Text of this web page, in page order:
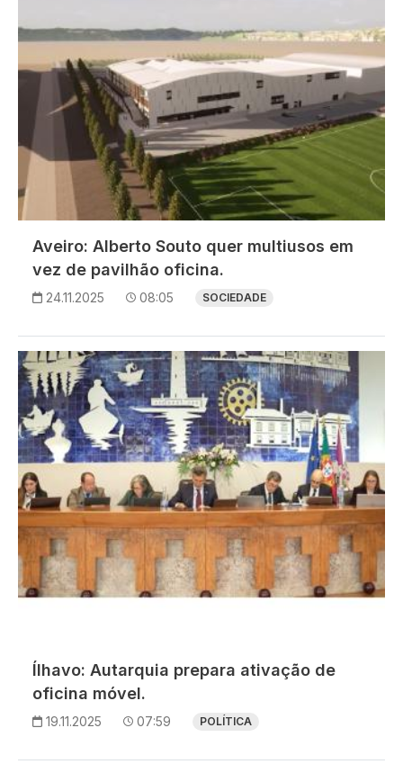
Aveiro: Alberto Souto quer multiusos em
vez de pavilhão oficina.
24.11.2025 08:05 SOCIEDADE
Imagem
Ílhavo: Autarquia prepara ativação de
oficina móvel.
19.11.2025 07:59 POLÍTICA